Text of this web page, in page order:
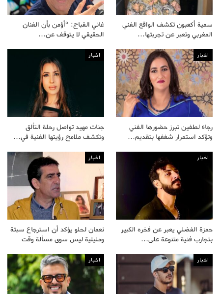
سمية أكعبون تكشف الواقع الفني
المغربي وتعبر عن تجربتها…
غاني القباج: “أؤمن بأن الفنان
الحقيقي لا يتوقف عن…
اخبار
رجاء لطفين تبرز حضورها الفني
وتؤكد استمرار شغفها بتقديم…
اخبار
جنات مهيد تواصل رحلة التألق
وتكشف ملامح رؤيتها الفنية في…
اخبار
حمزة الفضلي يعبر عن فخره الكبير
بتجارب فنية متنوعة على…
اخبار
نعمان لحلو يؤكد أن استرجاع سبتة
ومليلية ليس سوى مسألة وقت
اخبار اخبار